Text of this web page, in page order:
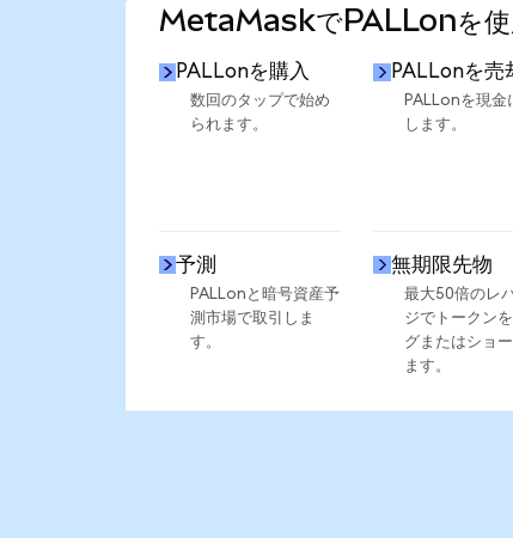
MetaMaskでPALLonを使
PALLonを購入
数回のタップで始め
られます。
PALLonを売
PALLonを現金
します。
予測
PALLonと暗号資産予
測市場で取引しま
す。
無期限先物
最大50倍のレ
ジでトークン
グまたはショ
ます。